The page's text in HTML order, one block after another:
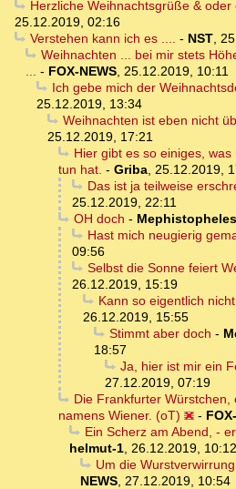
Herzliche Weihnachtsgrüße &
25.12.2019, 02:16
Verstehen kann ich es ....
- NST,
Weihnachten ... bei mir stets
- FOX-NEWS 25.12.2019, 10:11
Ich gebe mich der
25.12.2019, 13:34
Weihnachten ist eben nicht
25.12.2019, 17:21
Hier gibt es so einiges,
tun hat. - Griba 25.12.2019,
Das ist ja teilweise
25.12.2019, 22:11
OH doch - Mephistopheles
Hast mich neugierig
09:56
Selbst die Sonne feiert
26.12.2019, 15:19
Kann so eigentlich
26.12.2019, 15:55
Stimmt aber doch -
18:57
Ja, hier ist mir ein
27.12.2019, 07:19
Die Frankfurter
namens Wiener. (oT)
-
Ein Scherz am Abend, -
helmut-1 26.12.2019, 10:12
Um die
NEWS 27.12.2019, 10:54